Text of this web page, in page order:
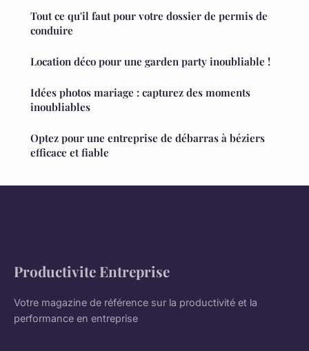
Tout ce qu'il faut pour votre dossier de permis de
conduire
Location déco pour une garden party inoubliable !
Idées photos mariage : capturez des moments
inoubliables
Optez pour une entreprise de débarras à béziers
efficace et fiable
Productivite Entreprise
Votre magazine de référence sur la productivité et la
performance en entreprise